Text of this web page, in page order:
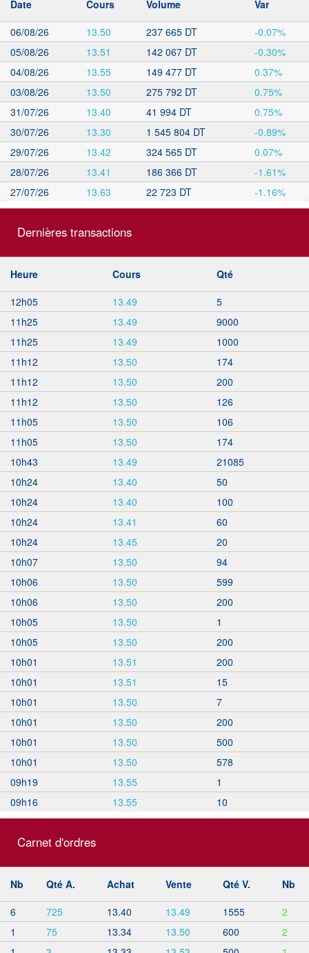
Date Cours Volume
Var
06/08/26
13.50 237 665 DT
-0.07%
05/08/26
13.51 142 067 DT
-0.30%
04/08/26
13.55 149 477 DT
0.37%
03/08/26
13.50 275 792 DT
0.75%
31/07/26
13.40 41 994 DT
0.75%
30/07/26
13.30 1 545 804 DT
-0.89%
29/07/26
13.42 324 565 DT
0.07%
28/07/26
13.41 186 366 DT
-1.61%
27/07/26
13.63 22 723 DT -1.16%
Dernières transactions
Heure Cours
Qté
12h05
13.49
5
11h25
13.49
9000
11h25
13.49
1000
11h12
13.50
174
11h12
13.50
200
11h12
13.50
126
11h05
13.50
106
11h05
13.50
174
10h43
13.49
21085
10h24
13.40
50
10h24
13.40
100
10h24
13.41
60
10h24
13.45
20
10h07
13.50
94
10h06
13.50
599
10h06
13.50
200
10h05
13.50
1
10h05
13.50
200
10h01
13.51
200
10h01
13.51
15
10h01
13.50
7
10h01
13.50
200
10h01
13.50
500
10h01
13.50
578
09h19
13.55
1
09h16
13.55 10
Carnet d'ordres
Nb Qté A. Achat Vente Qté V.
Nb
6
725 13.40 13.49 1555
2
1
75 13.34 13.50 600
2